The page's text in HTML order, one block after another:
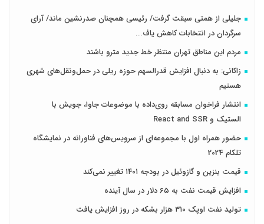
جلیلی از همتی سبقت گرفت/ رئیسی همچنان صدرنشین ماند/ آرای
سرگردان در انتخابات کاهش یاف...
مردم این مناطق تهران منتظر خط جدید مترو باشند
زاکانی: به دنبال افزایش قدرالسهم حوزه ریلی در حمل‌ونقل‌های شهری
هستیم
انتشار فراخوان مسابقه روی‌داده با موضوعات جاوا، جویش با
الستیک و React and SSR
حضور همراه اول با مجموعه‌ای از سرویس‌های فناورانه در نمایشگاه
تلکام 2024
قیمت بنزین و گازوئیل در بودجه ۱۴۰۱ تغییر نمی‌کند
افزایش قیمت نفت به ۶۵ دلار در سال آینده
تولید نفت اوپک ۳۱۰ هزار بشکه در روز افزایش یافت